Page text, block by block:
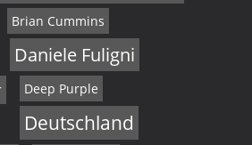
e
,
Brian Cummins
Daniele Fuligni
Deep Purple
Deutschland